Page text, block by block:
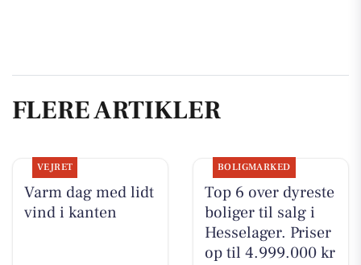
FLERE ARTIKLER
VEJRET
Varm dag med lidt
vind i kanten
BOLIGMARKED
Top 6 over dyreste
boliger til salg i
Hesselager. Priser
op til 4.999.000 kr